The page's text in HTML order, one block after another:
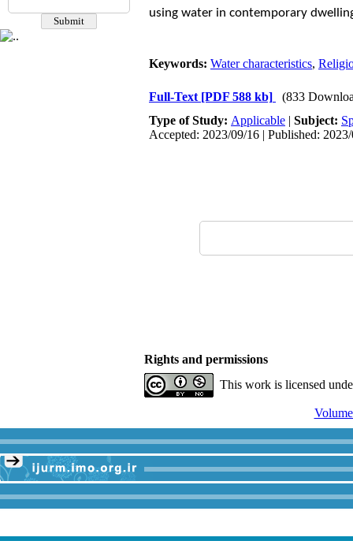
using water in contemporary
Keywords: Water characteristics,
Full-Text [PDF 588 kb]
(833
Type of Study: Applicable | Subject:
Accepted: 2023/09/16 | Published:
Rights and permissions
This work is licensed